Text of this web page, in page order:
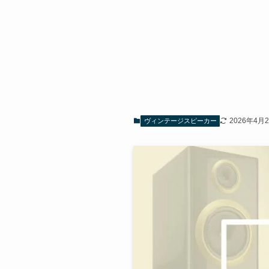
ヴィンテージスピーカー 2026年4月